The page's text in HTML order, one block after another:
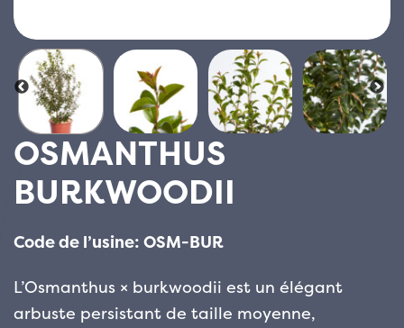
OSMANTHUS
BURKWOODII
Code de l’usine: OSM-BUR
L’Osmanthus × burkwoodii est un élégant
arbuste persistant de taille moyenne,